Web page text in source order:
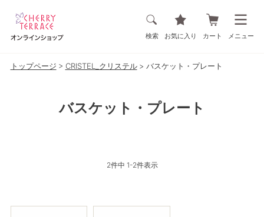
検索 お気に入り カート メニュー
トップページ CRISTEL_クリステル バスケット・プレート
バスケット・プレート
2件中 1-2件表示